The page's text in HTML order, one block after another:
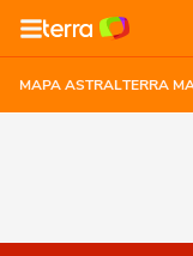
MAPA ASTRALTERRA